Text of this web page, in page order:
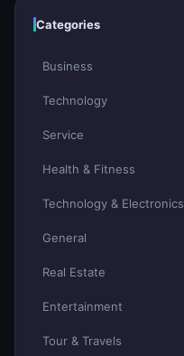
Categories
Business
Technology
Service
Health & Fitness
Technology & Electronics
General
Real Estate
Entertainment
Tour & Travels